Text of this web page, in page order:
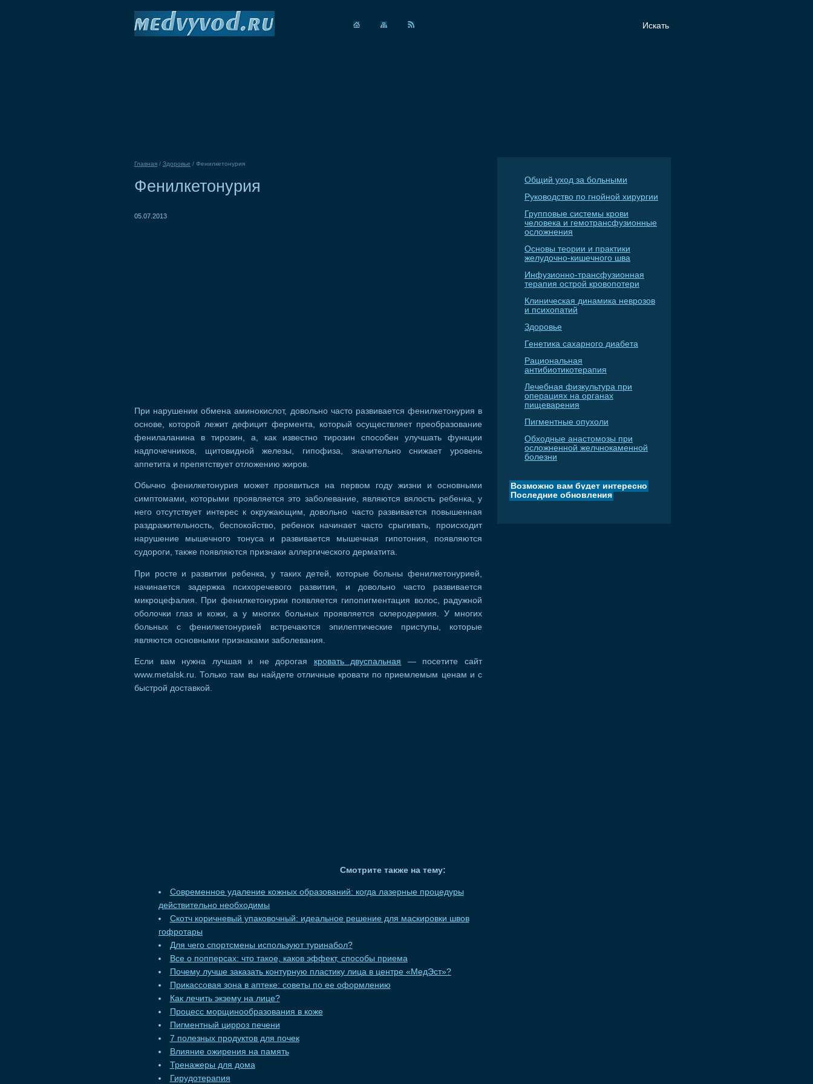
Главная / Здоровье / Фенилкетонурия
Фенилкетонурия
05.07.2013
При нарушении обмена аминокислот, довольно часто развивается фенилкетонурия в
основе, которой лежит дефицит фермента, который осуществляет преобразование
фенилаланина в тирозин, а, как известно тирозин способен улучшать функции
надпочечников, щитовидной железы, гипофиза, значительно снижает уровень
аппетита и препятствует отложению жиров.
Обычно фенилкетонурия может проявиться на первом году жизни и основными
симптомами, которыми проявляется это заболевание, являются вялость ребенка, у
него отсутствует интерес к окружающим, довольно часто развивается повышенная
раздражительность, беспокойство, ребенок начинает часто срыгивать, происходит
нарушение мышечного тонуса и развивается мышечная гипотония, появляются
судороги, также появляются признаки аллергического дерматита.
При росте и развитии ребенка, у таких детей, которые больны фенилкетонурией,
начинается задержка психоречевого развития, и довольно часто развивается
микроцефалия. При фенилкетонурии появляется гипопигментация волос, радужной
оболочки глаз и кожи, а у многих больных проявляется склеродермия. У многих
больных с фенилкетонурией встречаются эпилептические приступы, которые
являются основными признаками заболевания.
Если вам нужна лучшая и не дорогая кровать двуспальная — посетите сайт
www.metalsk.ru. Только там вы найдете отличные кровати по приемлемым ценам и с
быстрой доставкой.
Смотрите также на тему:
Современное удаление кожных образований: когда лазерные процедуры
действительно необходимы
Скотч коричневый упаковочный: идеальное решение для маскировки швов
гофротары
Для чего спортсмены используют туринабол?
Все о попперсах: что такое, каков эффект, способы приема
Почему лучше заказать контурную пластику лица в центре «МедЭст»?
Прикассовая зона в аптеке: советы по ее оформлению
Как лечить экзему на лице?
Процесс морщинообразования в коже
Пигментный цирроз печени
7 полезных продуктов для почек
Влияние ожирения на память
Тренажеры для дома
Гирудотерапия
Общий уход за больными
Руководство по гнойной хирургии
Групповые системы крови
человека и гемотрансфузионные
осложнения
Основы теории и практики
желудочно-кишечного шва
Инфузионно-трансфузионная
терапия острой кровопотери
Клиническая динамика неврозов
и психопатий
Здоровье
Генетика сахарного диабета
Рациональная
антибиотикотерапия
Лечебная физкультура при
операциях на органах
пищеварения
Пигментные опухоли
Обходные анастомозы при
осложненной желчнокаменной
болезни
Возможно вам будет интересно
Последние обновления